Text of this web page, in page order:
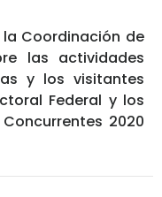
Coordinación de
las actividades
y los visitantes
Federal y los
2020